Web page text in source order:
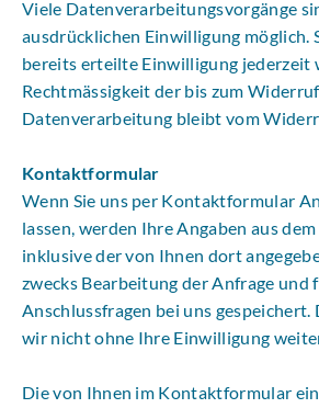
Viele Datenverarbeitungsvorgänge
ausdrücklichen Einwilligung möglich.
bereits erteilte Einwilligung jederzeit
Rechtmässigkeit der bis zum
Datenverarbeitung bleibt vom
Kontaktformular
Wenn Sie uns per Kontaktformular
lassen, werden Ihre Angaben aus
inklusive der von Ihnen dort
zwecks Bearbeitung der Anfrage und
Anschlussfragen bei uns gespeichert.
wir nicht ohne Ihre Einwilligung
Die von Ihnen im Kontaktformular